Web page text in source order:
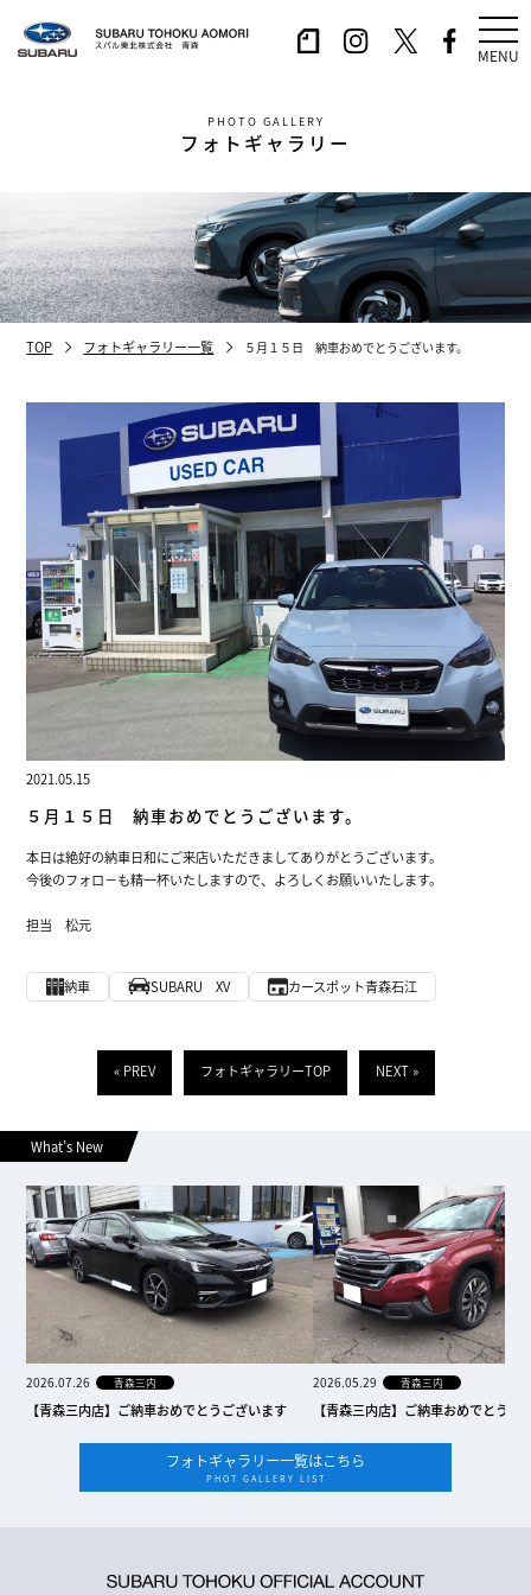
MENU
PHOTO GALLERY
フォトギャラリー
TOP フォトギャラリー一覧 ５月１５日 納車おめでとうございます。
2021.05.15
５月１５日 納車おめでとうございます。
本日は絶好の納車日和にご来店いただきましてありがとうございます。
今後のフォロ－も精一杯いたしますので、よろしくお願いいたします。
担当 松元
納車 SUBARU XV カースポット青森石江
« PREV フォトギャラリーTOP NEXT »
What’s New
2026.07.26 青森三内
【青森三内店】ご納車おめでとうございます
2026.05.29 青森三内
【青森三内店】ご納車おめでとうご
フォトギャラリー一覧はこちら
PHOT GALLERY LIST